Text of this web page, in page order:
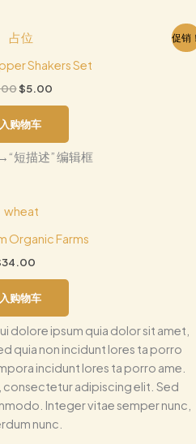
促销
Shakers Set
原
价
为：
$5.00
价
为：
$5.00。
购物车
短描述” 编辑框
Organic Farms
34.00
购物车
dolore ipsum quia dolor sit amet,
quia non incidunt lores ta porro
incidunt lores ta porro ame.
consectetur adipiscing elit. Sed
Integer vitae semper nunc,
nunc.